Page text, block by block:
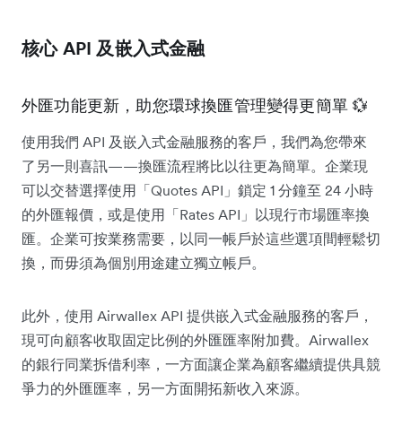
核心 API 及嵌入式金融
外匯功能更新，助您環球換匯管理變得更簡單 💱
使用我們 API 及嵌入式金融服務的客戶，我們為您帶來
了另一則喜訊——換匯流程將比以往更為簡單。企業現
可以交替選擇使用「Quotes API」鎖定 1 分鐘至 24 小時
的外匯報價，或是使用「Rates API」以現行市場匯率換
匯。企業可按業務需要，以同一帳戶於這些選項間輕鬆切
換，而毋須為個別用途建立獨立帳戶。
此外，使用 Airwallex API 提供嵌入式金融服務的客戶，
現可向顧客收取固定比例的外匯匯率附加費。Airwallex
的銀行同業拆借利率，一方面讓企業為顧客繼續提供具競
爭力的外匯匯率，另一方面開拓新收入來源。